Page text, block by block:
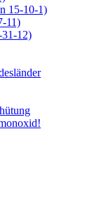
15-10-1)
11)
12)